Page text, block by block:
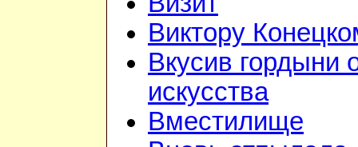
Виктору
Вкусив гордыни
искусства
Вместилище